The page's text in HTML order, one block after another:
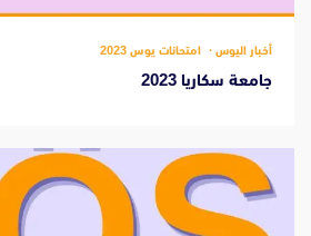
أخبار اليوس امتحانات يوس 2023
جامعة سكاريا 2023